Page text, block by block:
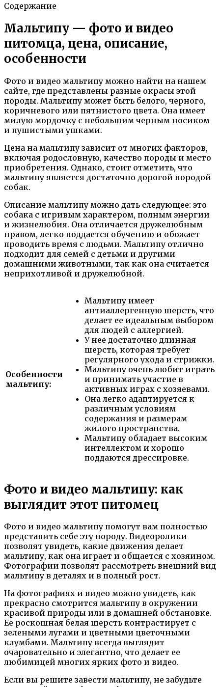
Содержание
Мальтипу — фото и видео
питомца, цена, описание,
особенности
Фото и видео мальтипу можно найти на нашем
сайте, где представлены разные окрасы этой
породы. Мальтипу может быть белого, черного,
коричневого или пятнистого цвета. Она имеет
милую мордочку с небольшим черным носиком
и пушистыми ушками.
Цена на мальтипу зависит от многих факторов,
включая родословную, качество породы и место
приобретения. Однако, стоит отметить, что
мальтипу является достаточно дорогой породой
собак.
Описание мальтипу можно дать следующее: это
собака с игривым характером, полным энергии
и жизнелюбия. Она отличается дружелюбным
нравом, легко поддается обучению и обожает
проводить время с людьми. Мальтипу отлично
подходит для семей с детьми и другими
домашними животными, так как она считается
неприхотливой и дружелюбной.
Особенности
мальтипу:
Мальтипу имеет
антиаллергенную шерсть, что
делает ее идеальным выбором
для людей с аллергией.
У нее достаточно длинная
шерсть, которая требует
регулярного ухода и стрижки.
Мальтипу очень любит играть
и принимать участие в
активных играх с хозяевами.
Она легко адаптируется к
различным условиям
содержания и размерам
жилого пространства.
Мальтипу обладает высоким
интеллектом и хорошо
поддаются дрессировке.
Фото и видео мальтипу: как
выглядит этот питомец
Фото и видео мальтипу помогут вам полностью
представить себе эту породу. Видеоролики
позволят увидеть, какие движения делает
мальтипу, как она играет и общается с хозяином.
Фотографии позволят рассмотреть внешний вид
мальтипу в деталях и в полный рост.
На фотографиях и видео можно увидеть, как
прекрасно смотрится мальтипу в окружении
красивой природы или в домашней обстановке.
Ее роскошная белая шерсть контрастирует с
зелеными лугами и цветными цветочными
клумбами. Мальтипу всегда выглядит
очаровательно и элегантно, что делает ее
любимицей многих ярких фото и видео.
Если вы решите завести мальтипу, не забудьте